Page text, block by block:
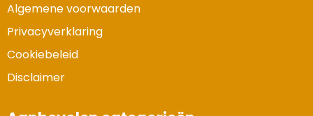
Algemene voorwaarden
Privacyverklaring
Cookiebeleid
Disclaimer